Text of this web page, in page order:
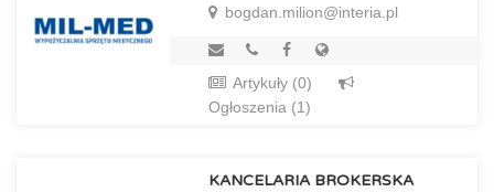
bogdan.milion@interia.pl
Artykuły (0)
Ogłoszenia (1)
KANCELARIA BROKERSKA